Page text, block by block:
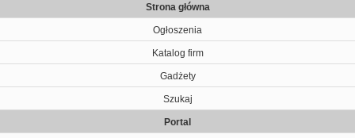
Strona główna
Ogłoszenia
Katalog firm
Gadżety
Szukaj
Portal